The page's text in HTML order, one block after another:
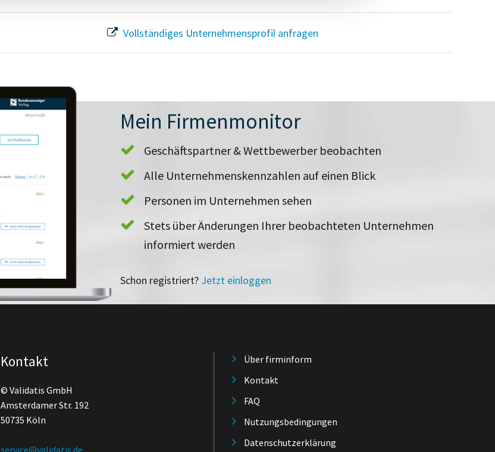
Vollständiges Unternehmensprofil anfragen
Mein Firmenmonitor
Geschäftspartner & Wettbewerber beobachten
Alle Unternehmenskennzahlen auf einen Blick
Personen im Unternehmen sehen
Stets über Änderungen Ihrer beobachteten Unternehmen
informiert werden
Schon registriert? Jetzt einloggen
Kontakt
© Validatis GmbH
Amsterdamer Str. 192
50735 Köln
service@validatis.de
Über firminform
Kontakt
FAQ
Nutzungsbedingungen
Datenschutzerklärung